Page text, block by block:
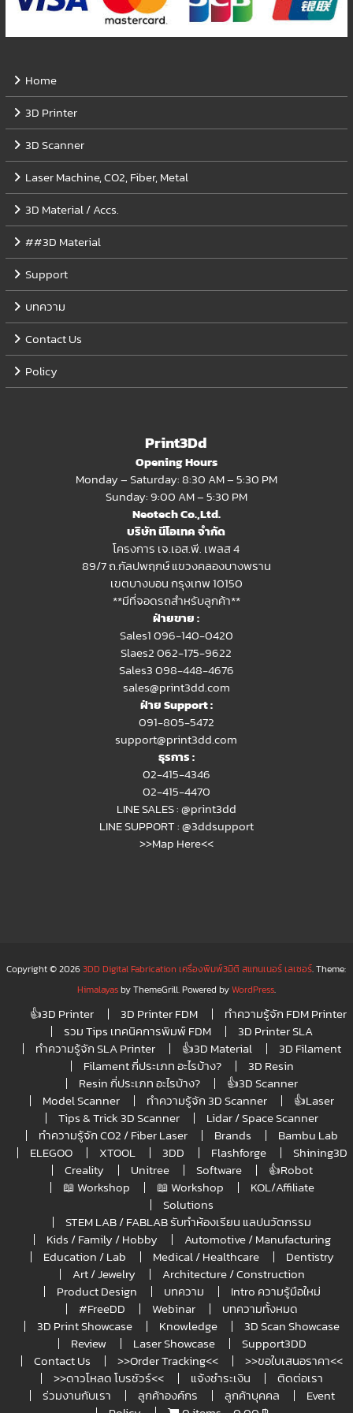
Home
3D Printer
3D Scanner
Laser Machine, CO2, Fiber, Metal
3D Material / Accs.
##3D Material
Support
บทความ
Contact Us
Policy
Print3Dd
Opening Hours
Monday – Saturday: 8:30 AM – 5:30 PM
Sunday: 9:00 AM – 5:30 PM
Neotech Co.,Ltd.
บริษัท นีโอเทค จำกัด
โครงการ เจ.เอส.พี. เพลส 4
89/7 ถ.กัลปพฤกษ์ แขวงคลองบางพราน
เขตบางบอน กรุงเทพ 10150
**มีที่จอดรถสำหรับลูกค้า**
ฝ่ายขาย :
Sales1 096-140-0420
Slaes2062-175-9622
Sales3 098-448-4676
sales@print3dd.com
ฝ่าย Support :
091-805-5472
support@print3dd.com
ธุรการ :
02-415-4346
02-415-4470
LINE SALES :@print3dd
LINE SUPPORT :@3ddsupport
>>Map Here<<
Copyright © 20263DD Digital Fabrication เครื่องพิมพ์3มิติ สแกนเนอร์ เลเซอร์. Theme:
Himalayasby ThemeGrill. Powered byWordPress.
👍3D Printer 3D Printer FDM
ทำความรู้จัก FDM Printer
รวม Tips เทคนิคการพิมพ์ FDM
3D Printer SLA
ทำความรู้จัก SLA Printer
👍3D Material
3D Filament
Filament กี่ประเภท อะไรบ้าง?
3D Resin
Resin กี่ประเภท อะไรบ้าง?
👍3D Scanner
Model Scanner
ทำความรู้จัก 3D Scanner
👍Laser
Tips & Trick 3D Scanner
Lidar / Space Scanner
ทำความรู้จัก CO2 / Fiber Laser
Brands
Bambu Lab
ELEGOO
XTOOL 3DD Flashforge
Shining3D
Creality
Unitree Software
👍Robot
📖 Workshop
📖 Workshop
KOL/Affiliate
Solutions
STEM LAB / FABLAB รับทำห้องเรียน แลปนวัตกรรม
Kids / Family / Hobby
Automotive / Manufacturing
Education / Lab
Medical / Healthcare
Dentistry
Art / Jewelry
Architecture / Construction
Product Design
บทความ
Intro ความรู้มือใหม่
#FreeDD
Webinar
บทความทั้งหมด
3D Print Showcase
Knowledge
3D Scan Showcase
Review
Laser Showcase
Support3DD
Contact Us
>>Order Tracking<<
>>ขอใบเสนอราคา<<
>>ดาวโหลด โบรชัวร์<<
แจ้งชำระเงิน
ติดต่อเรา
ร่วมงานกับเรา
ลูกค้าองค์กร ลูกค้าบุคคล
Event